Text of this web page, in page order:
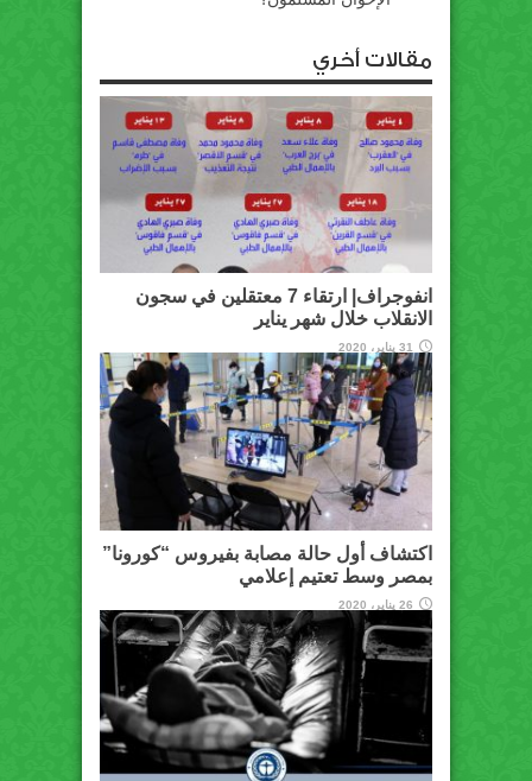
مقالات أخري
انفوجراف| ارتقاء 7 معتقلين في سجون
الانقلاب خلال شهر يناير
31 يناير، 2020
اكتشاف أول حالة مصابة بفيروس “كورونا”
بمصر وسط تعتيم إعلامي
26 يناير، 2020